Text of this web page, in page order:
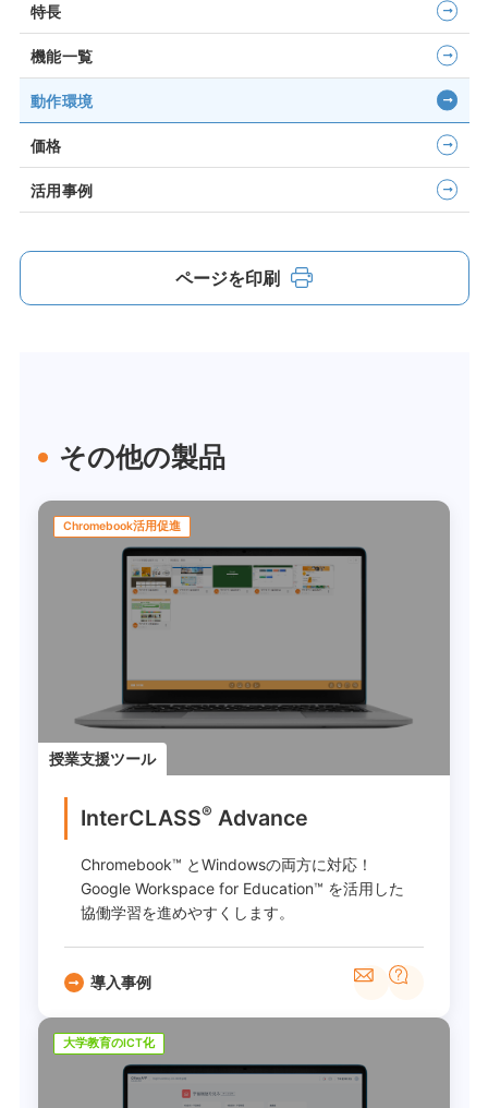
特長
機能一覧
動作環境
価格
活用事例
ページを印刷
その他の製品
Chromebook活用促進
授業支援ツール
InterCLASS® Advance
Chromebook™ とWindowsの両方に対応！
Google Workspace for Education™ を活用した
協働学習を進めやすくします。
導入事例
大学教育のICT化